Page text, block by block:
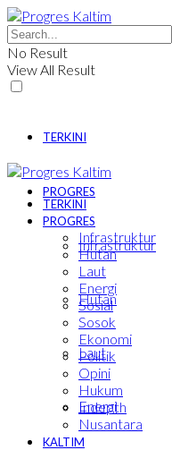
No Result
View All Result
TERKINI
PROGRES
Infrastruktur
Hutan
Laut
Energi
TERKINI
PROGRES
Infrastruktur
Hutan
Laut
Energi
Sosial
Sosok
Ekonomi
Politik
Opini
Hukum
Indepth
Nusantara
KALTIM